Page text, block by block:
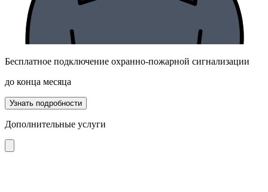
Бесплатное подключение охранно-пожарной сигнализации
до конца месяца
Узнать подробности
Дополнительные услуги